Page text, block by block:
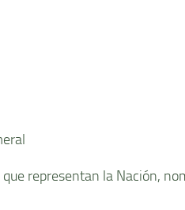
representan la Nación,